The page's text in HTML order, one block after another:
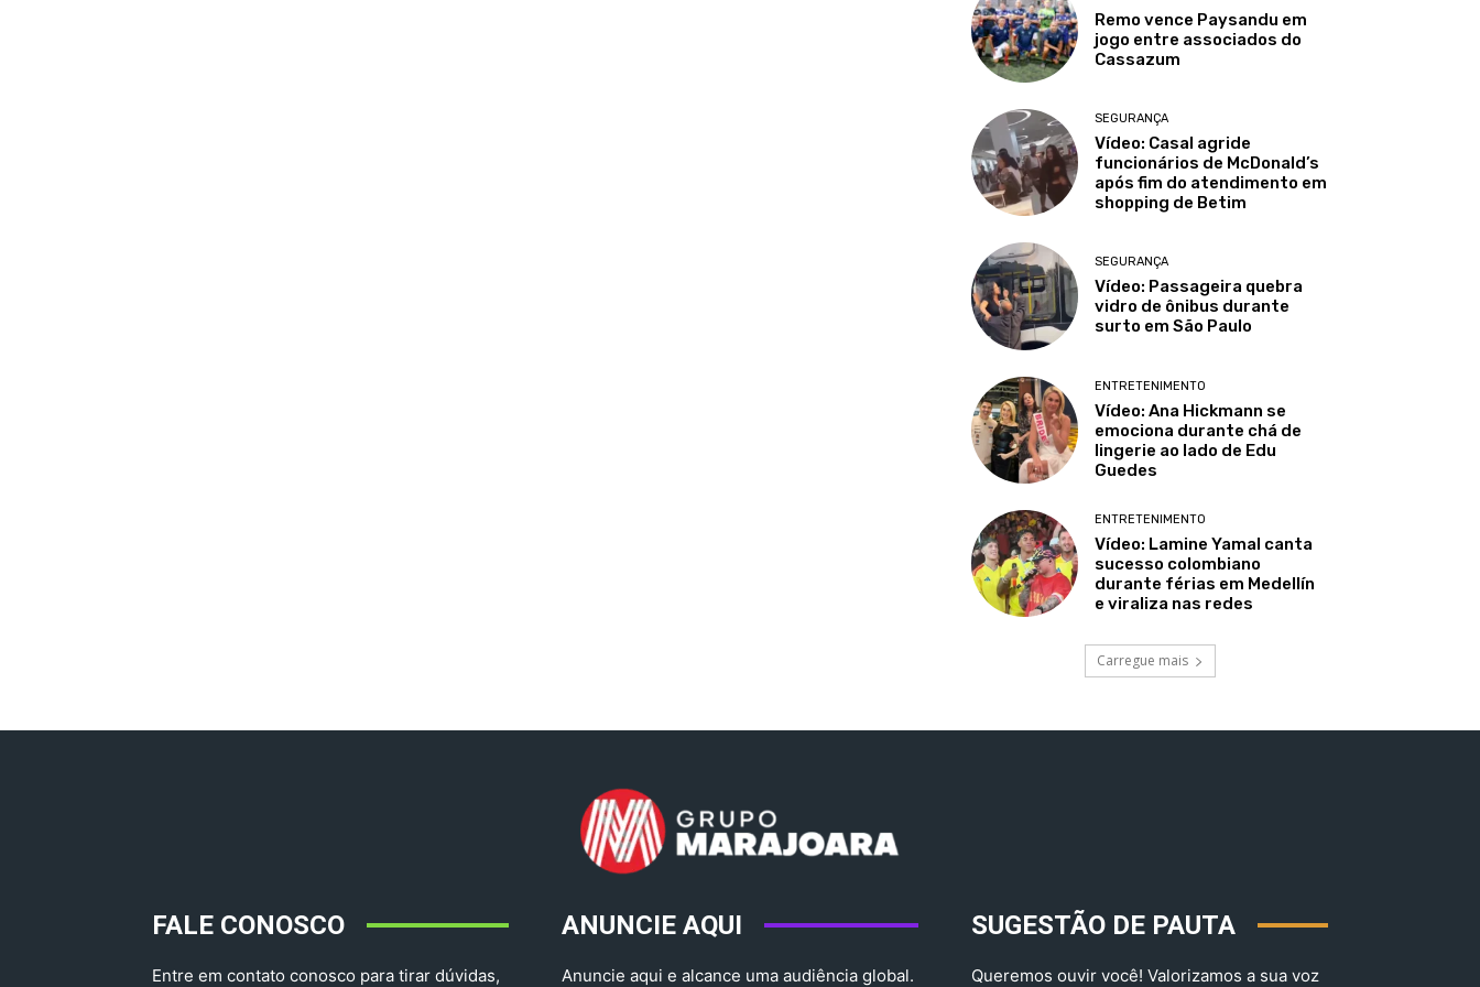
Remo vence Paysandu em
jogo entre associados do
Cassazum
SEGURANÇA
Vídeo: Casal agride
funcionários de McDonald’s
após fim do atendimento em
shopping de Betim
SEGURANÇA
Vídeo: Passageira quebra
vidro de ônibus durante
surto em São Paulo
ENTRETENIMENTO
Vídeo: Ana Hickmann se
emociona durante chá de
lingerie ao lado de Edu
Guedes
ENTRETENIMENTO
Vídeo: Lamine Yamal canta
sucesso colombiano
durante férias em Medellín
e viraliza nas redes
Carregue mais
FALE CONOSCO
Entre em contato conosco para tirar dúvidas,
ANUNCIE AQUI
Anuncie aqui e alcance uma audiência global.
SUGESTÃO DE PAUTA
Queremos ouvir você! Valorizamos a sua voz